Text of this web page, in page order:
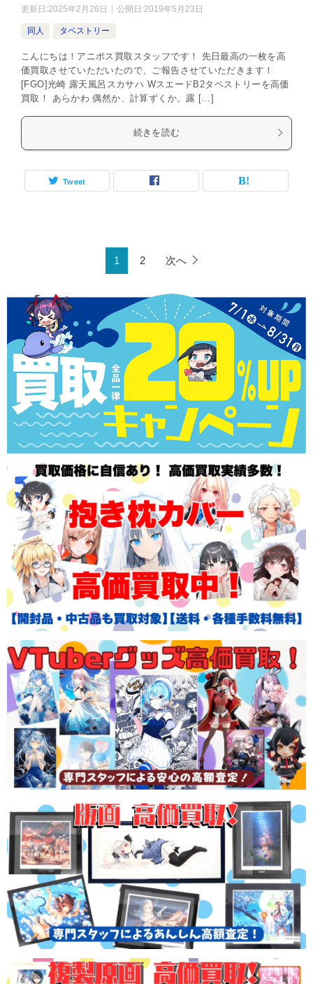
更新日:2025年2月26日 公開日:2019年5月23日
同人 タペストリー
こんにちは！アニポス買取スタッフです！ 先日最高の一枚を高
価買取させていただいたので、ご報告させていただきます！
[FGO]光崎 露天風呂スカサハ WスエードB2タペストリーを高価
買取！ あらかわ 偶然か、計算ずくか。露 […]
続きを読む
Tweet
1 2 次へ